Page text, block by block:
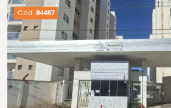
toda a família. Agende sua visita e venha
conhecer este excelente imóvel!
Cód. 84487